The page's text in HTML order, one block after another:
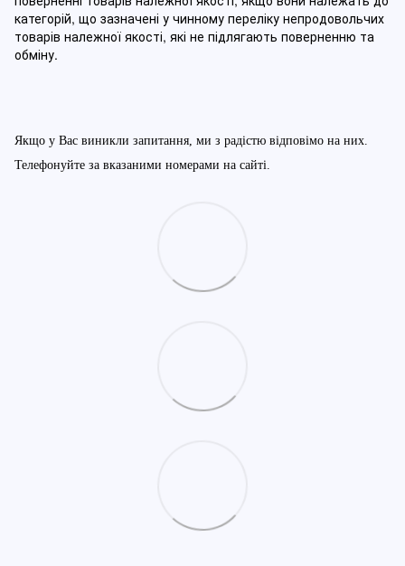
категорій, що зазначені у чинному переліку непродовольчих
товарів належної якості, які не підлягають поверненню та
обміну.
Якщо у Вас виникли запитання, ми з радістю відповімо на них.
Телефонуйте за вказаними номерами на сайті.